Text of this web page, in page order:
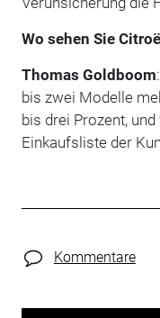
Wo sehen Sie
Thomas Goldboom
bis zwei Modelle
bis drei Prozent,
Einkaufsliste der
Kommentare